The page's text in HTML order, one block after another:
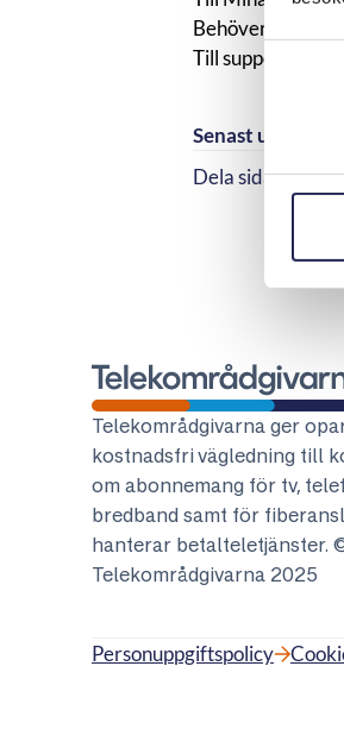
Behöver du
Till support
Senast
Dela sidan
Telekområdgivarna ger
kostnadsfri vägledning till
om abonnemang för tv,
bredband samt för
hanterar betalteletjänster.
Telekområdgivarna 2025
Personuppgiftspolicy